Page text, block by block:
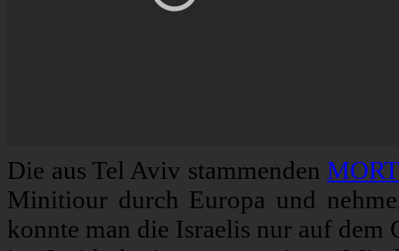
Die aus Tel Aviv stammenden
Minitiour durch Europa und
konnte man die Israelis nur auf dem